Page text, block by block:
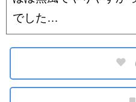
でした…